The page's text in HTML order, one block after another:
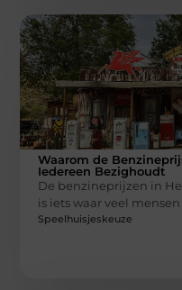
Waarom de
Iedereen Bezighoudt
De benzineprijzen in
is iets waar veel
Speelhuisjeskeuze